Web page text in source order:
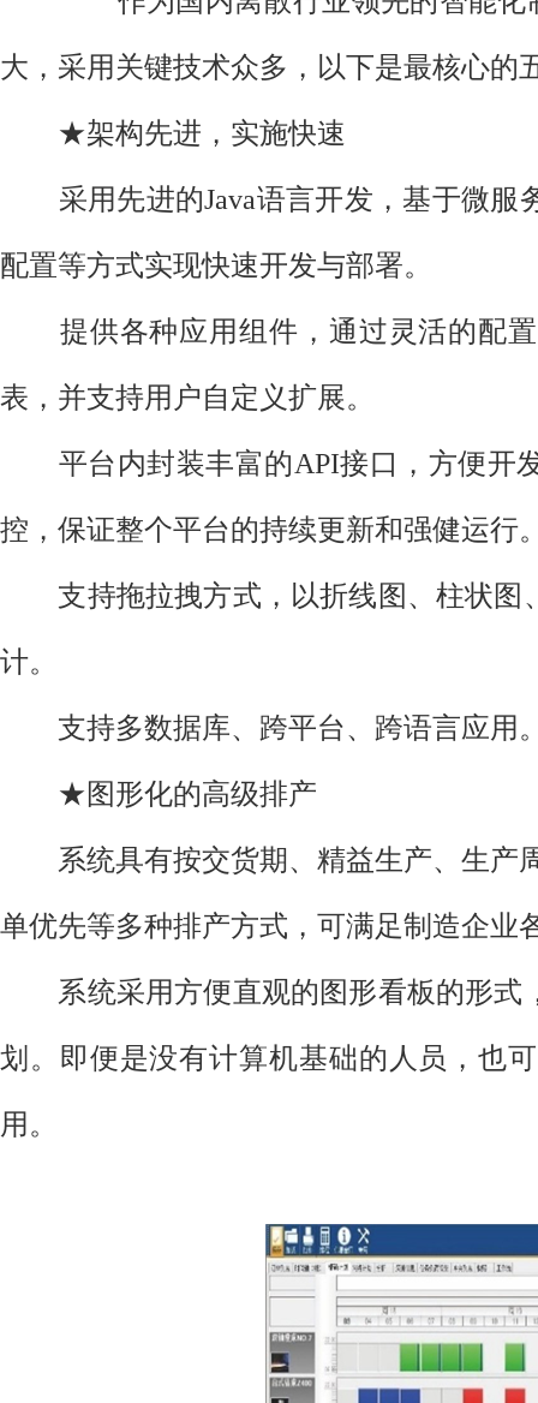
大，采用关键技术众多，以下是最核心的
★架构先进，实施快速
采用先进的Java语言开发，基于微服
配置等方式实现快速开发与部署。
提供各种应用组件，通过灵活的配置
表，并支持用户自定义扩展。
平台内封装丰富的API接口，方便开
控，保证整个平台的持续更新和强健运行
支持拖拉拽方式，以折线图、柱状图
计。
支持多数据库、跨平台、跨语言应用
★图形化的高级排产
系统具有按交货期、精益生产、生产
单优先等多种排产方式，可满足制造企业
系统采用方便直观的图形看板的形式
划。即便是没有计算机基础的人员，也
用。